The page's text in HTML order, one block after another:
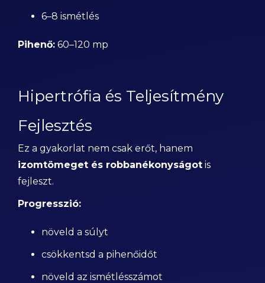
6–8 ismétlés
Pihenő: 60–120 mp
Hipertrófia és Teljesítmény
Fejlesztés
Ez a gyakorlat nem csak erőt, hanem
izomtömeget és robbanékonyságot is
fejleszt.
Progresszió:
növeld a súlyt
csökkentsd a pihenőidőt
növeld az ismétlésszámot